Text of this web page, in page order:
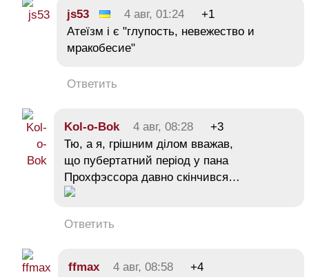
js53 4 авг, 01:24
+1
Атеїзм і є "глупость, невежество и
мракобесие"
Ответить
Kol-o-Bok 4 авг, 08:28
+3
Тю, а я, грішним ділом вважав,
що пубертатний період у пана
Прохфэссора давно скінчився…
Ответить
ffmax 4 авг, 08:58
+4